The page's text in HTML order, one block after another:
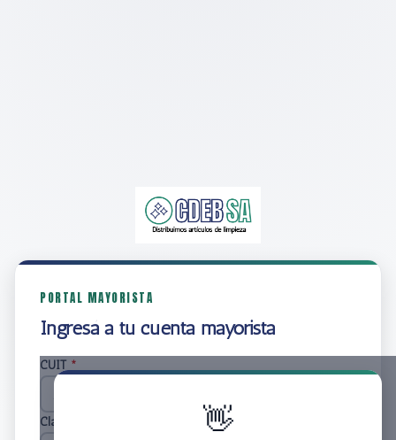
PORTAL MAYORISTA
Ingresá a tu cuenta mayorista
👋
CUIT *
Clave